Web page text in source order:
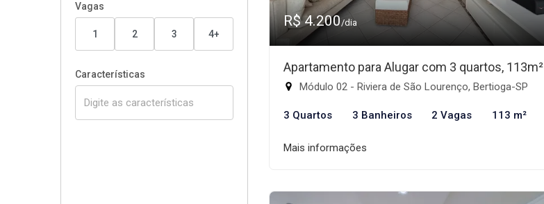
Vagas
1 2 3 4+
Características
R$ 4.200/dia
Apartamento para Alugar com 3 quartos, 113m²
Módulo 02 - Riviera de São Lourenço, Bertioga-SP
3 Quartos 3 Banheiros 2 Vagas 113 m²
Mais informações